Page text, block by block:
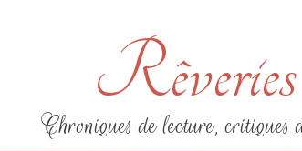
Chroniques de lecture,